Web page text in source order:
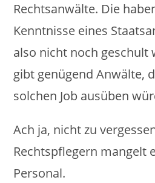
Rechtsanwälte. Die
Kenntnisse eines
also nicht noch geschult
gibt genügend Anwälte,
solchen Job ausüben
Ach ja, nicht zu
Rechtspflegern mangelt
Personal.